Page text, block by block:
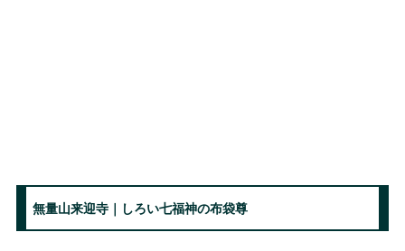
無量山来迎寺｜しろい七福神の布袋尊